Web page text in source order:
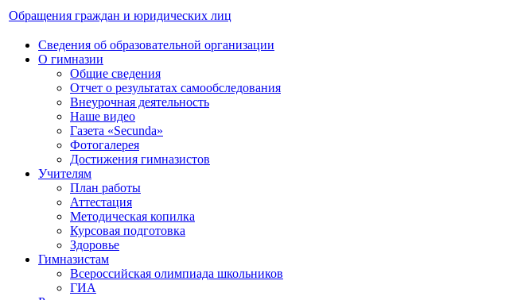
Обращения граждан и юридических лиц
Сведения об образовательной организации
О гимназии
Общие сведения
Отчет о результатах самообследования
Внеурочная деятельность
Наше видео
Газета «Secunda»
Фотогалерея
Достижения гимназистов
Учителям
План работы
Аттестация
Методическая копилка
Курсовая подготовка
Здоровье
Гимназистам
Всероссийская олимпиада школьников
ГИА